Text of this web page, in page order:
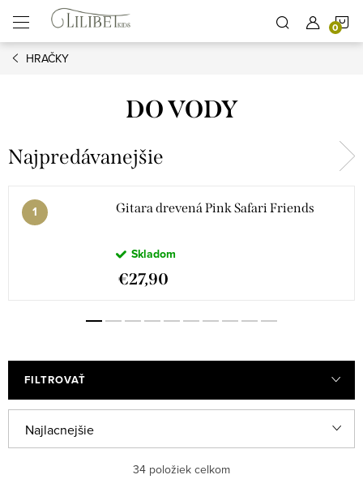
obsah
HRAČKY
DO VODY
Najpredávanejšie
Gitara drevená Pink Safari Friends
Skladom
€27,90
FILTROVAŤ
ý
a
Najlacnejšie
34 položiek celkom